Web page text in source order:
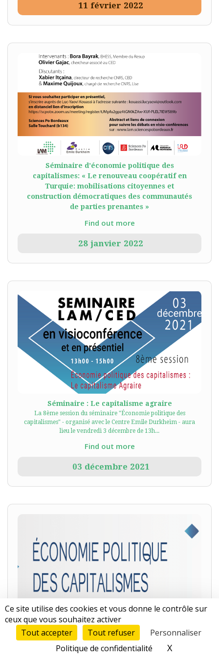
Ce site utilise des cookies et vous donne le contrôle sur
ceux que vous souhaitez activer
Tout accepter
Tout refuser
Personnaliser
Politique de confidentialité
XMasquer
11 février 2022
Séminaire d’économie politique des
capitalismes: « Le renouveau coopératif en
Turquie: mobilisations citoyennes et
construction démocratiques des communautés
de parties prenantes »
Find out more
28 janvier 2022
Séminaire : Le capitalisme agraire
La 8ème session du séminaire "Économie politique des
capitalismes" - organisé avec le Centre Emile Durkheim - aura
lieu le vendredi 3 décembre de 13h...
Find out more
03 décembre 2021
Séminaire : Les coalitions sociopolitiques
Le prochain séminaire d’Économie politique des capitalismes:
Perspectives Nord/Sud sera consacré au thème : « Les coalitions
sociopolitiques ». Il aura lieu le vendredi 15 octobre,...